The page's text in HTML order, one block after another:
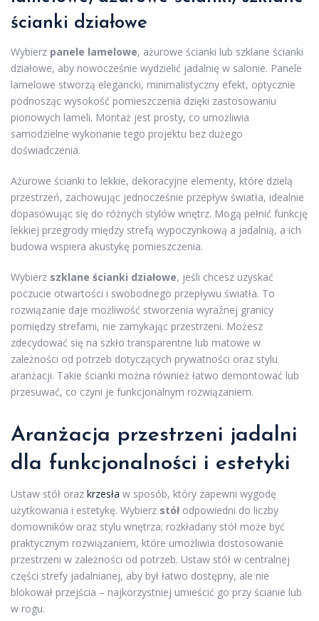
ścianki działowe
Wybierz panele lamelowe, ażurowe ścianki lub szklane ścianki
działowe, aby nowocześnie wydzielić jadalnię w salonie. Panele
lamelowe stworzą elegancki, minimalistyczny efekt, optycznie
podnosząc wysokość pomieszczenia dzięki zastosowaniu
pionowych lameli. Montaż jest prosty, co umożliwia
samodzielne wykonanie tego projektu bez dużego
doświadczenia.
Ażurowe ścianki to lekkie, dekoracyjne elementy, które dzielą
przestrzeń, zachowując jednocześnie przepływ światła, idealnie
dopasowując się do różnych stylów wnętrz. Mogą pełnić funkcję
lekkiej przegrody między strefą wypoczynkową a jadalnią, a ich
budowa wspiera akustykę pomieszczenia.
Wybierz szklane ścianki działowe, jeśli chcesz uzyskać
poczucie otwartości i swobodnego przepływu światła. To
rozwiązanie daje możliwość stworzenia wyraźnej granicy
pomiędzy strefami, nie zamykając przestrzeni. Możesz
zdecydować się na szkło transparentne lub matowe w
zależności od potrzeb dotyczących prywatności oraz stylu
aranżacji. Takie ścianki można również łatwo demontować lub
przesuwać, co czyni je funkcjonalnym rozwiązaniem.
Aranżacja przestrzeni jadalni
dla funkcjonalności i estetyki
Ustaw stół oraz krzesła w sposób, który zapewni wygodę
użytkowania i estetykę. Wybierz stółodpowiedni do liczby
domowników oraz stylu wnętrza; rozkładany stół może być
praktycznym rozwiązaniem, które umożliwia dostosowanie
przestrzeni w zależności od potrzeb. Ustaw stół w centralnej
części strefy jadalnianej, aby był łatwo dostępny, ale nie
blokował przejścia – najkorzystniej umieścić go przy ścianie lub
w rogu.